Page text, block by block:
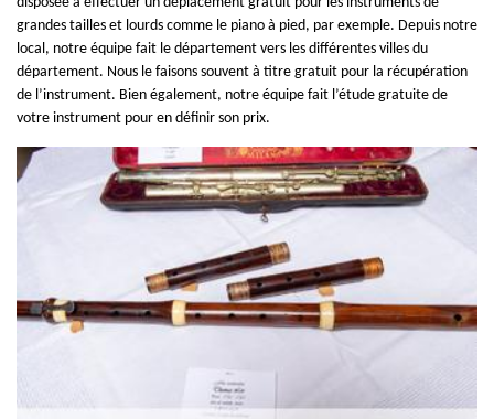
grandes tailles et lourds comme le piano à pied, par exemple. Depuis notre
local, notre équipe fait le département vers les différentes villes du
département. Nous le faisons souvent à titre gratuit pour la récupération
de l’instrument. Bien également, notre équipe fait l’étude gratuite de
votre instrument pour en définir son prix.